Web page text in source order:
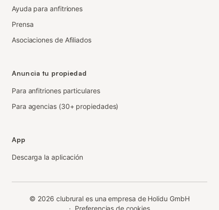
Ayuda para anfitriones
Prensa
Asociaciones de Afiliados
Anuncia tu propiedad
Para anfitriones particulares
Para agencias (30+ propiedades)
App
Descarga la aplicación
© 2026 clubrural es una empresa de Holidu GmbH
· Preferencias de cookies